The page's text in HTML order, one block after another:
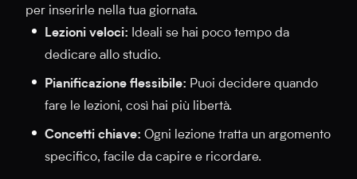
per inserirle nella tua giornata.
Lezioni veloci: Ideali se hai poco tempo da
dedicare allo studio.
Pianificazione flessibile: Puoi decidere quando
fare le lezioni, così hai più libertà.
Concetti chiave: Ogni lezione tratta un argomento
specifico, facile da capire e ricordare.